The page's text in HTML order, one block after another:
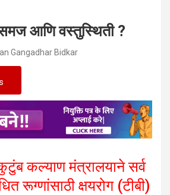
आणि वस्तुस्थिती ?
Gangadhar Bidkar
कल्याण मंत्रालयाने सर्व
रूग्णांसाठी क्षयरोग (टीबी)